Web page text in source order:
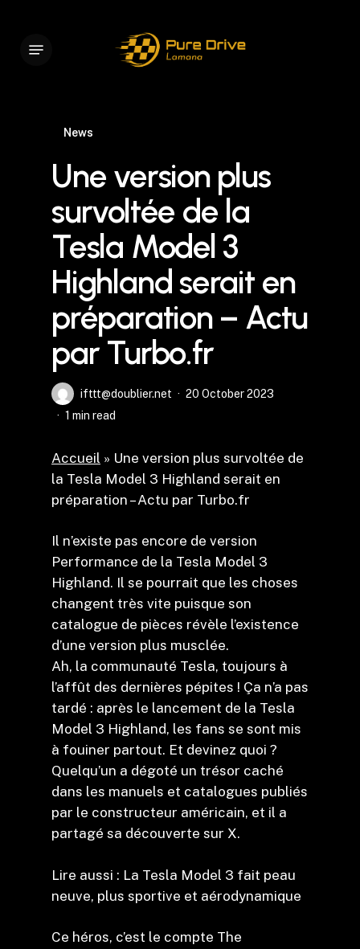
main
News
Une version plus
survoltée de la
Tesla Model 3
Highland serait en
préparation – Actu
par Turbo.fr
ifttt@doublier.net
20 October 2023
1 min read
Accueil » Une version plus survoltée de
la Tesla Model 3 Highland serait en
préparation – Actu par Turbo.fr
Il n’existe pas encore de version
Performance de la Tesla Model 3
Highland. Il se pourrait que les choses
changent très vite puisque son
catalogue de pièces révèle l’existence
d’une version plus musclée.
Ah, la communauté Tesla, toujours à
l’affût des dernières pépites ! Ça n’a pas
tardé : après le lancement de la Tesla
Model 3 Highland, les fans se sont mis
à fouiner partout. Et devinez quoi ?
Quelqu’un a dégoté un trésor caché
dans les manuels et catalogues publiés
par le constructeur américain, et il a
partagé sa découverte sur X.
Lire aussi : La Tesla Model 3 fait peau
neuve, plus sportive et aérodynamique
Ce héros, c’est le compte The